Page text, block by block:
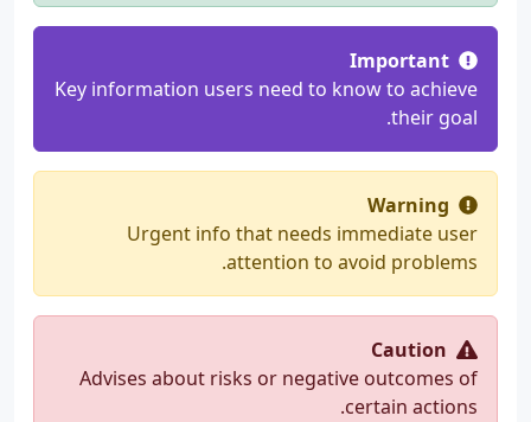
Important
Key information users need to know to achieve
their goal.
Warning
Urgent info that needs immediate user
attention to avoid problems.
Caution
Advises about risks or negative outcomes of
certain actions.